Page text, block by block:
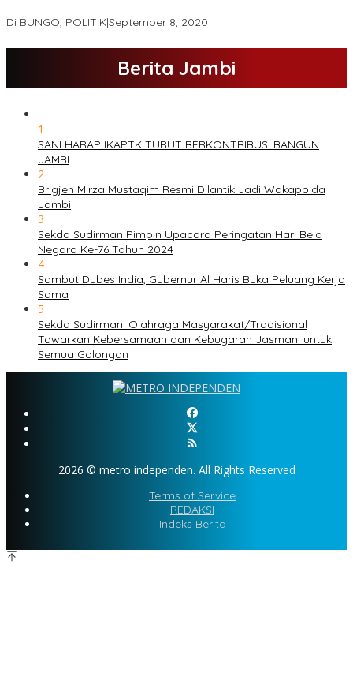
Di BUNGO, POLITIK|September 8, 2020
Berita Jambi
1
SANI HARAP IKAPTK TURUT BERKONTRIBUSI BANGUN
JAMBI
2
Brigjen Mirza Mustaqim Resmi Dilantik Jadi Wakapolda
Jambi
3
Sekda Sudirman Pimpin Upacara Peringatan Hari Bela
Negara Ke-76 Tahun 2024
4
Sambut Dubes India, Gubernur Al Haris Buka Peluang Kerja
Sama
5
Sekda Sudirman: Olahraga Masyarakat/Tradisional
Tawarkan Kebersamaan dan Kebugaran Jasmani untuk
Semua Golongan
2026 © metro independen. All Rights Reserved
Terms of Service
REDAKSI
Indeks Berita